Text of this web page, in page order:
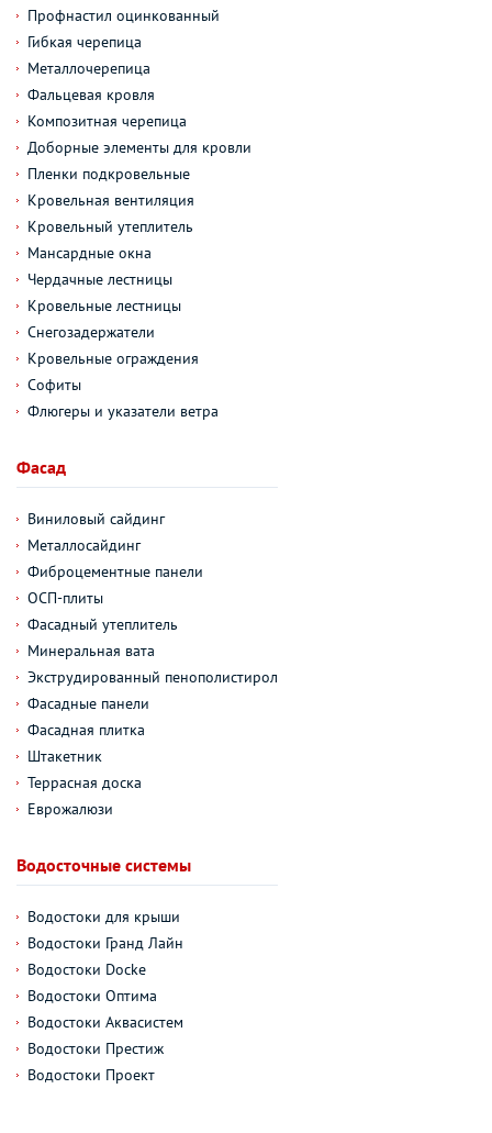
Профнастил оцинкованный
Гибкая черепица
Металлочерепица
Фальцевая кровля
Композитная черепица
Доборные элементы для кровли
Пленки подкровельные
Кровельная вентиляция
Кровельный утеплитель
Мансардные окна
Чердачные лестницы
Кровельные лестницы
Снегозадержатели
Кровельные ограждения
Софиты
Флюгеры и указатели ветра
Фасад
Виниловый сайдинг
Металлосайдинг
Фиброцементные панели
ОСП-плиты
Фасадный утеплитель
Минеральная вата
Экструдированный пенополистирол
Фасадные панели
Фасадная плитка
Штакетник
Террасная доска
Еврожалюзи
Водосточные системы
Водостоки для крыши
Водостоки Гранд Лайн
Водостоки Docke
Водостоки Оптима
Водостоки Аквасистем
Водостоки Престиж
Водостоки Проект